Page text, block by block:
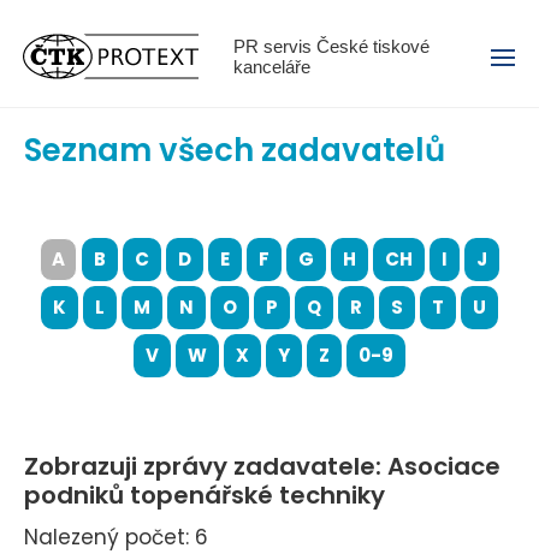
PR servis České tiskové
kanceláře
Menu
Seznam všech zadavatelů
A B C D E F G H CH I
J
K
L M N O P Q R S T
U
V
W X Y Z 0-9
Zobrazuji zprávy zadavatele: Asociace
podniků topenářské techniky
Nalezený počet: 6